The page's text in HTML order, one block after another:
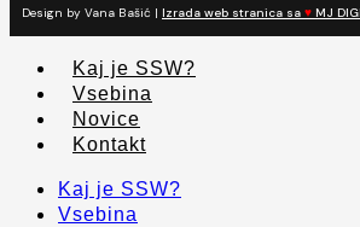
Design by Vana Bašić | Izrada web stranica sa ♥ MJ
Kaj je SSW?
Vsebina
Novice
Kontakt
Kaj je SSW?
Vsebina